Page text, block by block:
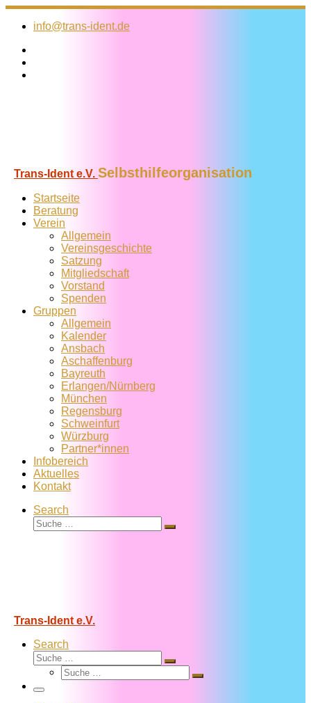
Zum
Inhalt
info@trans-ident.de
Trans-Ident e.V. Selbsthilfeorganisation
Startseite
Beratung
Verein
Allgemein
Vereins­geschichte
Satzung
Mitglied­schaft
Vorstand
Spenden
Gruppen
Allgemein
Kalender
Ansbach
Aschaffenburg
Bayreuth
Erlangen/Nürnberg
München
Regensburg
Schweinfurt
Würzburg
Partner*innen
Infobereich
Aktuelles
Kontakt
Search
Suche
Suche
Trans-Ident e.V.
Search
Suche
Suche
Suche
Suche
Menü